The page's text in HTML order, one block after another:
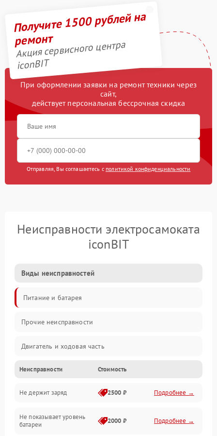
Получите 1500 рублей на
ремонт
Акция сервисного центра
iconBIT
При оформлении заявки на ремонт техники через
сайт,
действует персональная бессрочная скидка
Отправляя, Вы соглашаетесь с политикой конфиденциальности
Неисправности электросамоката
iconBIT
Виды неисправностей
Питание и батарея
Прочие неисправности
Двигатель и ходовая часть
Тормоза и безопасность
Подвеска и колеса
Электроника и управление
Неисправности Стоимость
Не держит заряд 2500 ₽ Подробнее →
Не показывает уровень
батареи
2000 ₽ Подробнее →